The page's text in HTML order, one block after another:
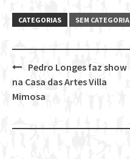
CATEGORIAS SEM CATEGORIA
Post
navigation
Pedro Longes faz show
na Casa das Artes Villa
Mimosa